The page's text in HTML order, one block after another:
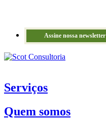
Assine nossa newsletter
Serviços
Quem somos